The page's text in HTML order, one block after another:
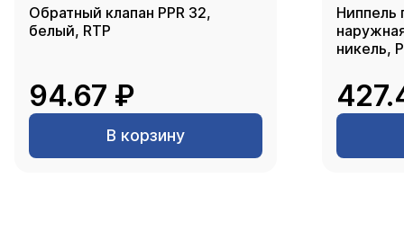
Обратный клапан PPR 32,
белый, RTP
94.67 ₽
В корзину
Ниппель
никель,